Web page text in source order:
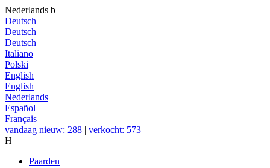
Nederlands b
Deutsch
Deutsch
Deutsch
Italiano
Polski
English
English
Nederlands
Español
Français
vandaag nieuw: 288 | verkocht: 573
H
Paarden